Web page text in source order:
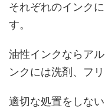
それぞれのインク
す。
油性インクならア
ンクには洗剤、フ
適切な処置をしな